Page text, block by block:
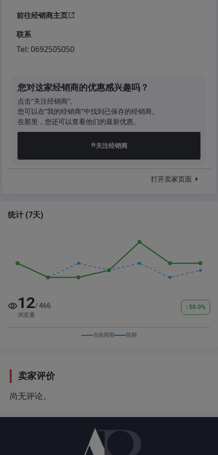
Zimske gume, Svetla za maglu, Sportska sedišta,
trokraki volan, Manuelni menjač sa 5 brzina,
Komande na volanu, Električne retrovizore, Bord
Cena u zameni je 4.800e
informativnog su karaktera. Prodavac ne garantuje
vozilu i opremi. Kupac je dužan da samostalno
proveri sve relevantne detalje pre kupovine.
korišćenjem dostavljenih informacija.
Opis zamene
Moguća zamena za jeftinije vozilo do 2.000 kubika
uz vašu doplatu...
kako nebi dolazilo do nesporazuma...Svi uslovi
zamene su vam ovde napisani...
razloga što ja uzimam u zamenu vaš auto koji ne
želim, a dajem vam vazilo koje vi želite...Plus, ja za
vaše vozilo moram platiti ugovore, porez na prenos,
前往经销商主页
联系
Tel: 0692505050
您对这家经销商的优惠感兴趣吗？
点击“关注经销商”。
您可以在“我的经销商”中找到已保存的经销商。
在那里，您还可以查看他们的最新优惠。
⭐关注经销商
打开卖家页面
统计 (7天)
12/466
浏览量
↑ 50.0%
当前周期 前期
卖家评价
尚无评论。